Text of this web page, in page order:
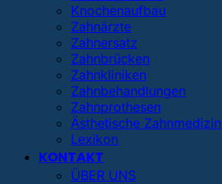
Knochenaufbau
Zahnärzte
Zahnersatz
Zahnbrücken
Zahnkliniken
Zahnbehandlungen
Zahnprothesen
Ästhetische Zahnmedizin
Lexikon
KONTAKT
ÜBER UNS